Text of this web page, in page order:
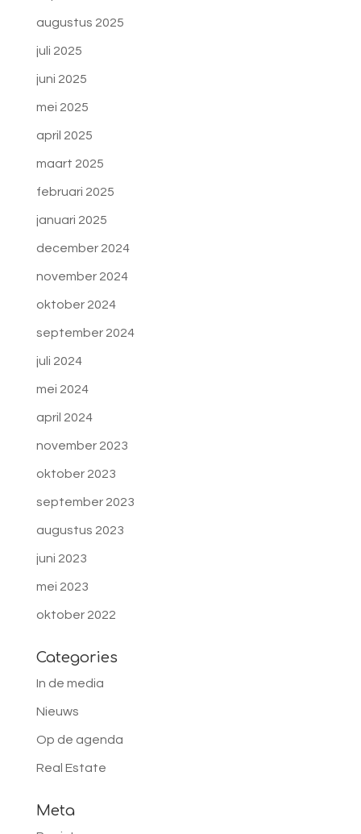
augustus 2025
juli 2025
juni 2025
mei 2025
april 2025
maart 2025
februari 2025
januari 2025
december 2024
november 2024
oktober 2024
september 2024
juli 2024
mei 2024
april 2024
november 2023
oktober 2023
september 2023
augustus 2023
juni 2023
mei 2023
oktober 2022
Categories
In de media
Nieuws
Op de agenda
Real Estate
Meta